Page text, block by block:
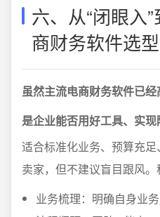
六、从“闭眼入
商财务软件选
虽然主流电商财务软件已
是企业能否用好工具、实现
适合标准化业务、预算充
卖家，但不建议盲目跟风。
业务梳理：明确自身业